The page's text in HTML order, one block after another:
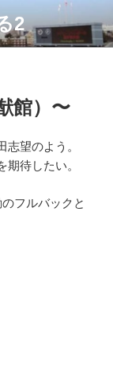
2
館）〜
望のよう。
待したい。
フルバックと